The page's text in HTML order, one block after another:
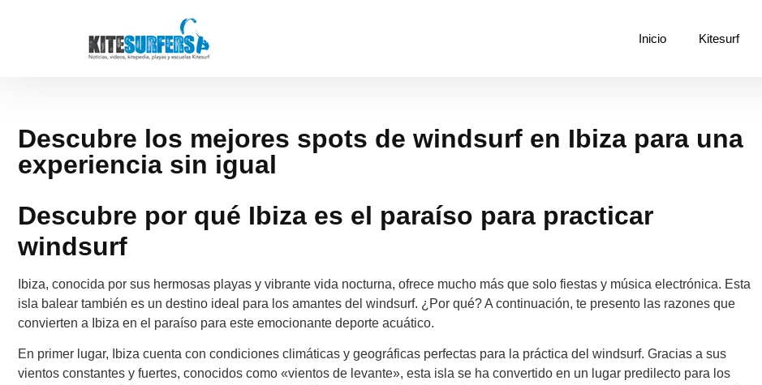
Inicio Kitesurf
Descubre los mejores spots de windsurf en Ibiza para una
experiencia sin igual
Descubre por qué Ibiza es el paraíso para practicar
windsurf
Ibiza, conocida por sus hermosas playas y vibrante vida nocturna, ofrece mucho más que solo fiestas y música electrónica. Esta
isla balear también es un destino ideal para los amantes del windsurf. ¿Por qué? A continuación, te presento las razones que
convierten a Ibiza en el paraíso para este emocionante deporte acuático.
En primer lugar, Ibiza cuenta con condiciones climáticas y geográficas perfectas para la práctica del windsurf. Gracias a sus
vientos constantes y fuertes, conocidos como «vientos de levante», esta isla se ha convertido en un lugar predilecto para los